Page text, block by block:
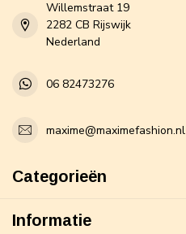
Willemstraat 19
2282 CB Rijswijk
Nederland
06 82473276
maxime@maximefashion.nl
Categorieën
Informatie